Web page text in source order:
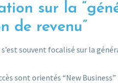
sur la
de revenu”
souvent focalisé sur la
sont orientés “New Business” :